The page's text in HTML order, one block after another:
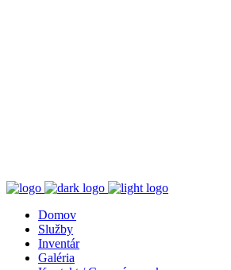
Domov
Služby
Inventár
Galéria